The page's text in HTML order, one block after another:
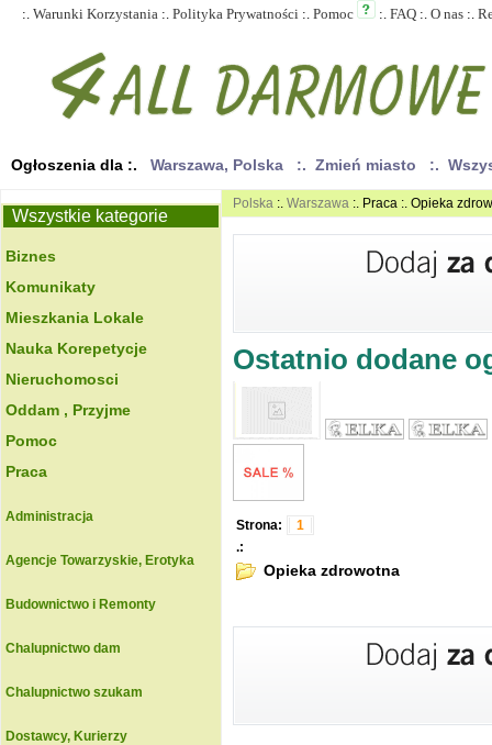
:. Warunki Korzystania :. Polityka Prywatności :. Pomoc :. FAQ :. O nas :.
Ogłoszenia dla :. Warszawa, Polska :. Zmień miasto :.
Wszystkie kategorie
Biznes
Komunikaty
Mieszkania Lokale
Nauka Korepetycje
Nieruchomosci
Oddam , Przyjme
Pomoc
Praca
Administracja
Agencje Towarzyskie, Erotyka
Budownictwo i Remonty
Chalupnictwo dam
Chalupnictwo szukam
Dostawcy, Kurierzy
Polska :. Warszawa :. Praca :. Opieka
Ostatnio dodane
Strona:
1
.:
Opieka zdrowotna